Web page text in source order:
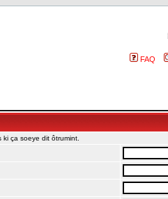
FAQ
ça soeye dit ôtrumint.